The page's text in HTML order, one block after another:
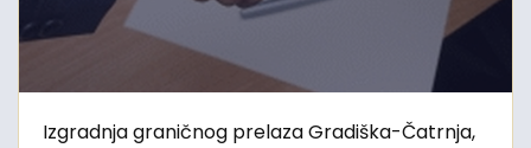
Izgradnja graničnog prelaza Gradiška-Čatrnja,